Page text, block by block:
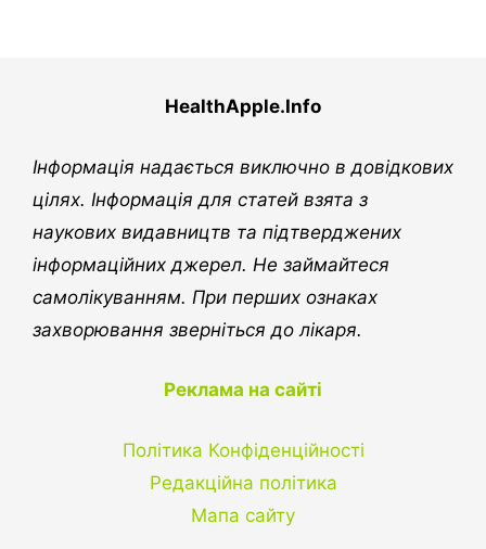
HealthApple.Info
Інформація надається виключно в довідкових
цілях. Інформація для статей взята з
наукових видавництв та підтверджених
інформаційних джерел. Не займайтеся
самолікуванням. При перших ознаках
захворювання зверніться до лікаря.
Реклама на сайті
Політика Конфіденційності
Редакційна політика
Мапа сайту